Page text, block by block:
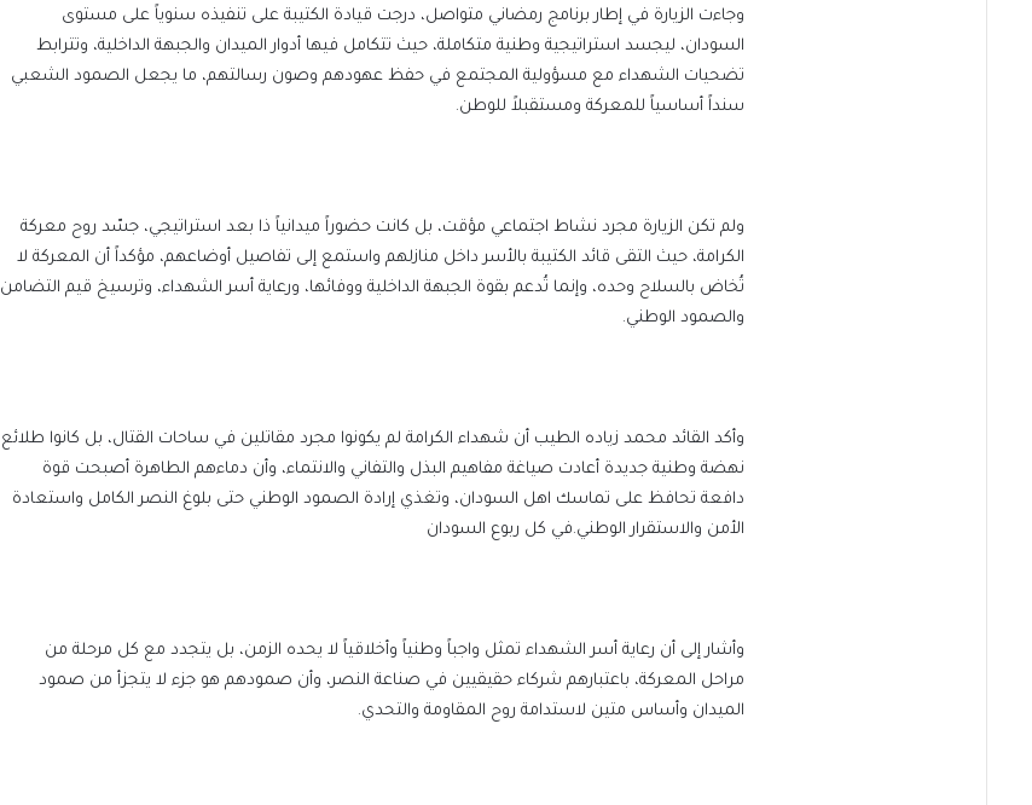
وجاءت الزيارة في إطار برنامج رمضاني متواصل، درجت قيادة الكتيبة على تنفيذه سنوياً على مستوى
السودان، ليجسد استراتيجية وطنية متكاملة، حيث تتكامل فيها أدوار الميدان والجبهة الداخلية، وتترابط
تضحيات الشهداء مع مسؤولية المجتمع في حفظ عهودهم وصون رسالتهم، ما يجعل الصمود الشعبي
سنداً أساسياً للمعركة ومستقبلاً للوطن.
ولم تكن الزيارة مجرد نشاط اجتماعي مؤقت، بل كانت حضوراً ميدانياً ذا بعد استراتيجي، جسّد روح معركة
الكرامة، حيث التقى قائد الكتيبة بالأسر داخل منازلهم واستمع إلى تفاصيل أوضاعهم، مؤكداً أن المعركة لا
تُخاض بالسلاح وحده، وإنما تُدعم بقوة الجبهة الداخلية ووفائها، ورعاية أسر الشهداء، وترسيخ قيم التضامن
والصمود الوطني.
وأكد القائد محمد زياده الطيب أن شهداء الكرامة لم يكونوا مجرد مقاتلين في ساحات القتال، بل كانوا طلائع
نهضة وطنية جديدة أعادت صياغة مفاهيم البذل والتفاني والانتماء، وأن دماءهم الطاهرة أصبحت قوة
دافعة تحافظ على تماسك اهل السودان، وتغذي إرادة الصمود الوطني حتى بلوغ النصر الكامل واستعادة
الأمن والاستقرار الوطني.في كل ربوع السودان
وأشار إلى أن رعاية أسر الشهداء تمثل واجباً وطنياً وأخلاقياً لا يحده الزمن، بل يتجدد مع كل مرحلة من
مراحل المعركة، باعتبارهم شركاء حقيقيين في صناعة النصر، وأن صمودهم هو جزء لا يتجزأ من صمود
الميدان وأساس متين لاستدامة روح المقاومة والتحدي.